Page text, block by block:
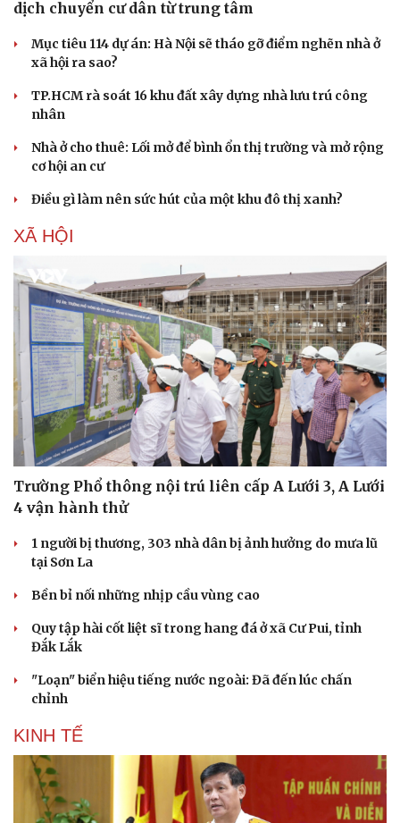
Văn hóa
Âm nhạc
Di sản
Sao Việt
dịch chuyển cư dân từ trung tâm
Mục tiêu 114 dự án: Hà Nội sẽ tháo gỡ điểm nghẽn nhà ở
xã hội ra sao?
TP.HCM rà soát 16 khu đất xây dựng nhà lưu trú công
nhân
Nhà ở cho thuê: Lối mở để bình ổn thị trường và mở rộng
cơ hội an cư
Điều gì làm nên sức hút của một khu đô thị xanh?
XÃ HỘI
Trường Phổ thông nội trú liên cấp A Lưới 3, A Lưới
4 vận hành thử
1 người bị thương, 303 nhà dân bị ảnh hưởng do mưa lũ
tại Sơn La
Bền bỉ nối những nhịp cầu vùng cao
Quy tập hài cốt liệt sĩ trong hang đá ở xã Cư Pui, tỉnh
Đắk Lắk
"Loạn" biển hiệu tiếng nước ngoài: Đã đến lúc chấn
chỉnh
KINH TẾ